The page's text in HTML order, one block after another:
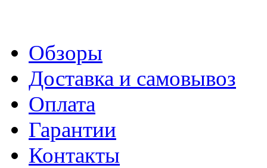
Обзоры
Доставка и самовывоз
Оплата
Гарантии
Контакты